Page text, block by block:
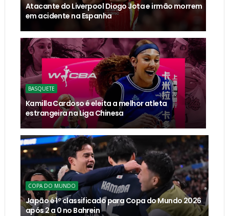
Atacante do Liverpool Diogo Jota e irmão morrem
em acidente na Espanha
BASQUETE
Kamilla Cardoso é eleita a melhor atleta
estrangeira na Liga Chinesa
COPA DO MUNDO
Japão é 1º classificado para Copa do Mundo 2026
após 2 a 0 no Bahrein